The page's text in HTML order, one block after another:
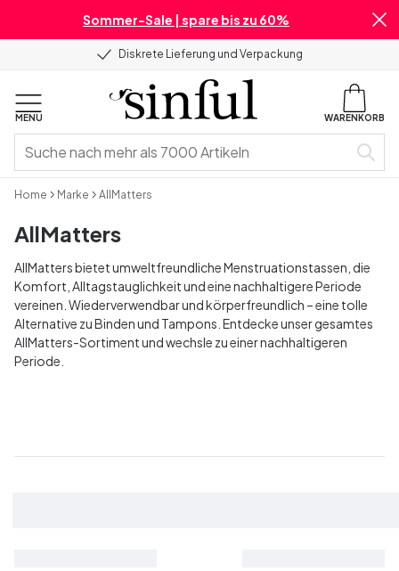
Sommer-Sale | spare bis zu 60%
Diskrete Lieferung und Verpackung
MENU WARENKORB
Home Marke AllMatters
AllMatters
AllMatters bietet umweltfreundliche Menstruationstassen, die
Komfort, Alltagstauglichkeit und eine nachhaltigere Periode
vereinen. Wiederverwendbar und körperfreundlich – eine tolle
Alternative zu Binden und Tampons. Entdecke unser gesamtes
AllMatters-Sortiment und wechsle zu einer nachhaltigeren
Periode.